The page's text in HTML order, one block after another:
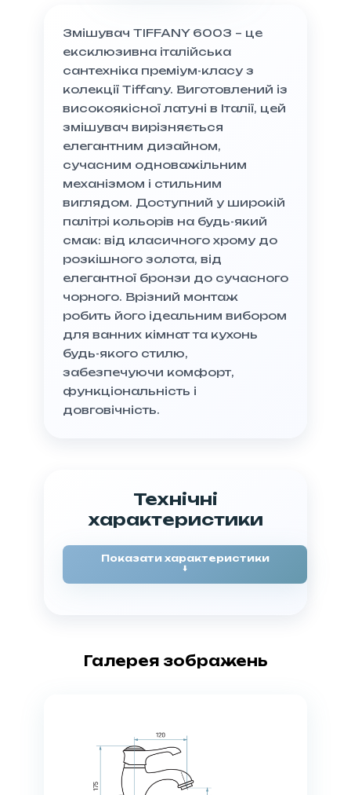
Змішувач TIFFANY 6003 – це
ексклюзивна італійська
сантехніка преміум-класу з
колекції Tiffany. Виготовлений із
високоякісної латуні в Італії, цей
змішувач вирізняється
елегантним дизайном,
сучасним одноважільним
механізмом і стильним
виглядом. Доступний у широкій
палітрі кольорів на будь-який
смак: від класичного хрому до
розкішного золота, від
елегантної бронзи до сучасного
чорного. Врізний монтаж
робить його ідеальним вибором
для ванних кімнат та кухонь
будь-якого стилю,
забезпечуючи комфорт,
функціональність і
довговічність.
Технічні
характеристики
Показати характеристики
⬇️
Вид монтажу
Тип змішувача
Галерея зображень